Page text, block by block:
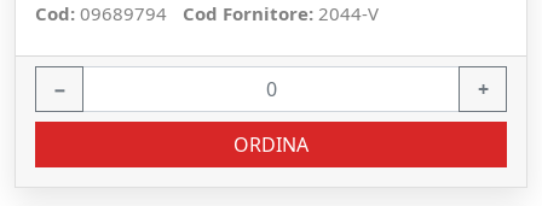
Cod: 09689794 Cod Fornitore: 2044-V
− +
ORDINA